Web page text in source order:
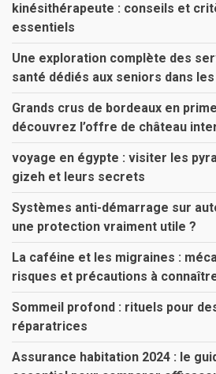
kinésithérapeute : conseils et
essentiels
Une exploration complète des
santé dédiés aux seniors dans
Grands crus de bordeaux en
découvrez l’offre de château
voyage en égypte : visiter les
gizeh et leurs secrets
Systèmes anti-démarrage sur
une protection vraiment utile ?
La caféine et les migraines :
risques et précautions à
Sommeil profond : rituels pour
réparatrices
Assurance habitation 2024 : le